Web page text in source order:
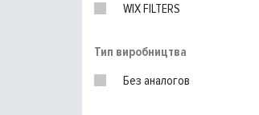
WIX FILTERS
Тип виробництва
Без аналогов